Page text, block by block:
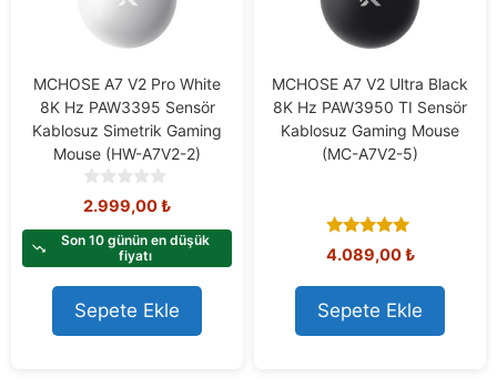
MCHOSE A7 V2 Pro White
8K Hz PAW3395 Sensör
Kablosuz Simetrik Gaming
Mouse (HW-A7V2-2)
0
o
u
5
2.999,00₺
Son 10 günün en düşük
fiyatı
Sepete Ekle
MCHOSE A7 V2 Ultra Black
8K Hz PAW3950 TI Sensör
Kablosuz Gaming Mouse
(MC-A7V2-5)
5.00
out of 5
4.089,00₺
Sepete Ekle